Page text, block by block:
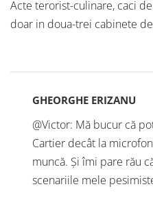
Acte terorist-culinare, caci
doar in doua-trei cabinete
GHEORGHE ERIZANU
@Victor: Mă bucur că
Cartier decât la
muncă. Și îmi pare rău
scenariile mele